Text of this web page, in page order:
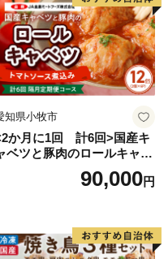
知県小牧市
か月に1回 計6回>国産キ
ベツと豚肉のロールキャベ
90,000円